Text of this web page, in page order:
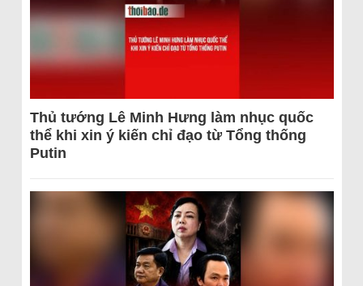
Thủ tướng Lê Minh Hưng làm nhục quốc
thể khi xin ý kiến chỉ đạo từ Tổng thống
Putin